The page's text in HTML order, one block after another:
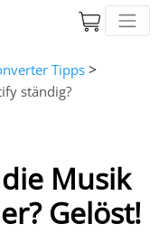
Tipps >
ständig?
Musik
Gelöst!